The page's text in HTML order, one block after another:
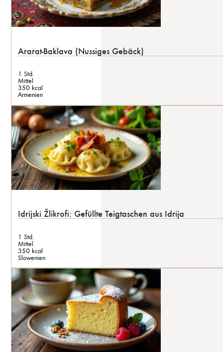
Ararat-Baklava (Nussiges Gebäck)
1 Std.
Mittel
350 kcal
Armenien
Idrijski Žlikrofi: Gefüllte Teigtaschen aus Idrija
1 Std.
Mittel
350 kcal
Slowenien